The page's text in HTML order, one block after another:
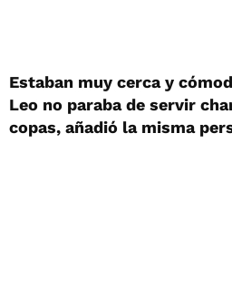
Estaban muy cerca y
Leo no paraba de servir
copas, añadió la misma